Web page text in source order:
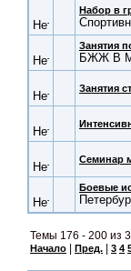
Набор в
Занятия
БЖЖ В
Занятия
Семинар
Боевые
Темы 176 - 200 из
Начало Пред. 3 4